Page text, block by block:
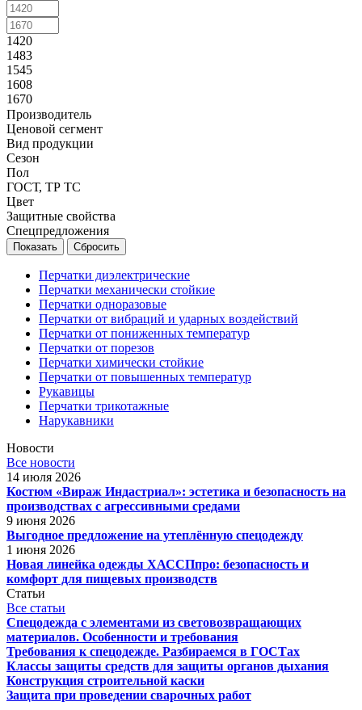
1420
1483
1545
1608
1670
Производитель
Ценовой сегмент
Вид продукции
Сезон
Пол
ГОСТ, ТР ТС
Цвет
Защитные свойства
Спецпредложения
Сбросить
Перчатки диэлектрические
Перчатки механически стойкие
Перчатки одноразовые
Перчатки от вибраций и ударных воздействий
Перчатки от пониженных температур
Перчатки от порезов
Перчатки химически стойкие
Перчатки от повышенных температур
Рукавицы
Перчатки трикотажные
Нарукавники
Новости
Все новости
14 июля 2026
Костюм «Вираж Индастриал»: эстетика и безопасность на
производствах с агрессивными средами
9 июня 2026
Выгодное предложение на утеплённую спецодежду
1 июня 2026
Новая линейка одежды ХАССПпро: безопасность и
комфорт для пищевых производств
Статьи
Все статьи
Спецодежда с элементами из световозвращающих
материалов. Особенности и требования
Требования к спецодежде. Разбираемся в ГОСТах
Классы защиты средств для защиты органов дыхания
Конструкция строительной каски
Защита при проведении сварочных работ